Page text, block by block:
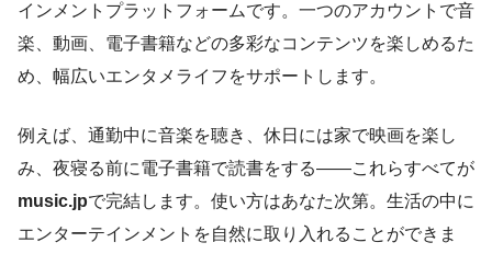
インメントプラットフォームです。一つのアカウントで音
楽、動画、電子書籍などの多彩なコンテンツを楽しめるた
め、幅広いエンタメライフをサポートします。
例えば、通勤中に音楽を聴き、休日には家で映画を楽し
み、夜寝る前に電子書籍で読書をする——これらすべてが
music.jpで完結します。使い方はあなた次第。生活の中に
エンターテインメントを自然に取り入れることができま